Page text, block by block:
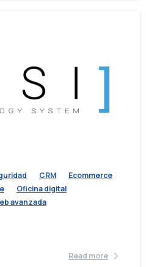
CRM
Ecommerce
Oficina digital
avanzada
Read more